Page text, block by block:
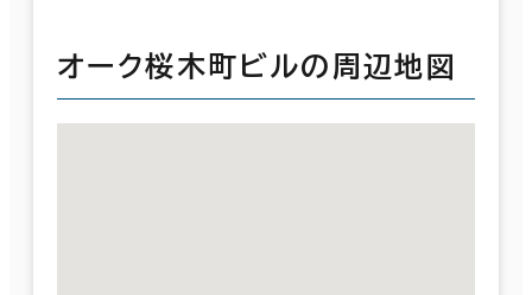
オーク桜木町ビルの周辺地図